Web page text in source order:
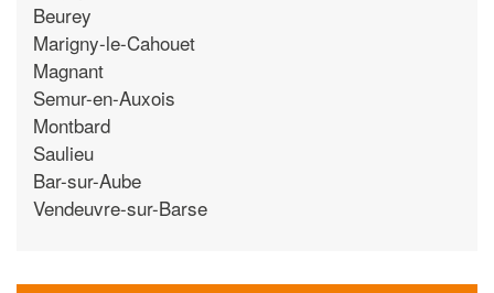
Beurey
Marigny-le-Cahouet
Magnant
Semur-en-Auxois
Montbard
Saulieu
Bar-sur-Aube
Vendeuvre-sur-Barse